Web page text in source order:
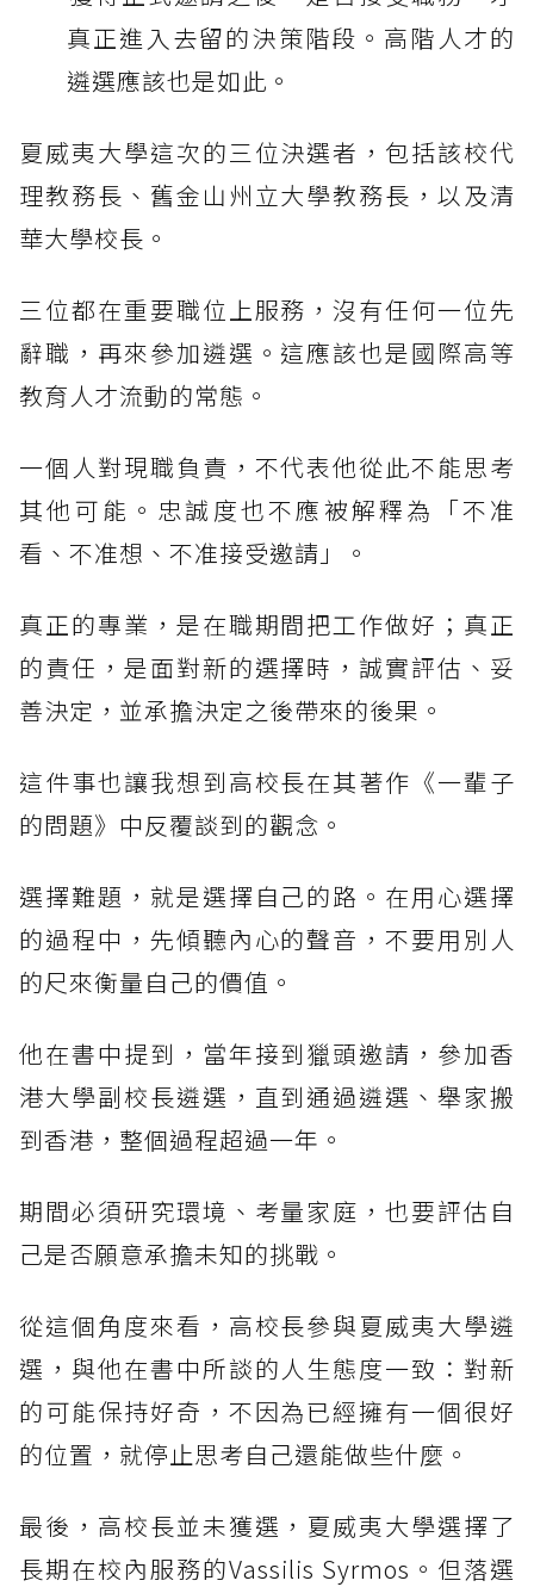
真正進入去留的決策階段。高階人才的
遴選應該也是如此。
夏威夷大學這次的三位決選者，包括該校代
理教務長、舊金山州立大學教務長，以及清
華大學校長。
三位都在重要職位上服務，沒有任何一位先
辭職，再來參加遴選。這應該也是國際高等
教育人才流動的常態。
一個人對現職負責，不代表他從此不能思考
其他可能。忠誠度也不應被解釋為「不准
看、不准想、不准接受邀請」。
真正的專業，是在職期間把工作做好；真正
的責任，是面對新的選擇時，誠實評估、妥
善決定，並承擔決定之後帶來的後果。
這件事也讓我想到高校長在其著作《一輩子
的問題》中反覆談到的觀念。
選擇難題，就是選擇自己的路。在用心選擇
的過程中，先傾聽內心的聲音，不要用別人
的尺來衡量自己的價值。
他在書中提到，當年接到獵頭邀請，參加香
港大學副校長遴選，直到通過遴選、舉家搬
到香港，整個過程超過一年。
期間必須研究環境、考量家庭，也要評估自
己是否願意承擔未知的挑戰。
從這個角度來看，高校長參與夏威夷大學遴
選，與他在書中所談的人生態度一致：對新
的可能保持好奇，不因為已經擁有一個很好
的位置，就停止思考自己還能做些什麼。
最後，高校長並未獲選，夏威夷大學選擇了
長期在校內服務的Vassilis Syrmos。但落選